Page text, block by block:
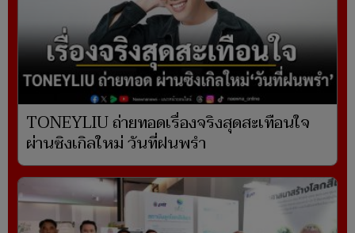
TONEYLIU ถ่ายทอดเรื่องจริงสุดสะเทือนใจ
ผ่านซิงเกิลใหม่ วันที่ฝนพรำ